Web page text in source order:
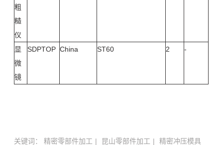
粗
糙
仪
显
微
镜
SDPTOP China ST60 2 -
关键词：精密零部件加工 昆山零部件加工 精密冲压模具